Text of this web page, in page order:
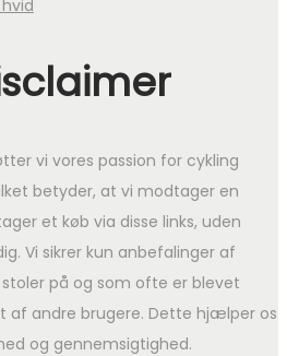
vi vores passion for cykling
betyder, at vi modtager en
et køb via disse links, uden
Vi sikrer kun anbefalinger af
på og som ofte er blevet
af andre brugere. Dette hjælper os
og gennemsigtighed.